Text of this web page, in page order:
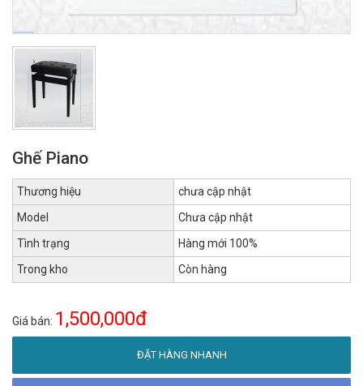
Ghế Piano
Thương hiệu
chưa cập nhật
Model
Chưa cập nhật
Tình trạng
Hàng mới 100%
Trong kho
Còn hàng
Giá bán: 1,500,000đ
ĐẶT HÀNG NHANH